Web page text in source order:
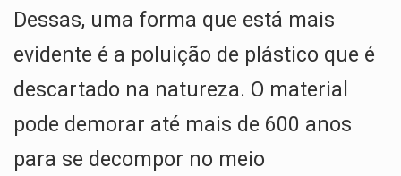
Dessas, uma forma que está mais
evidente é a poluição de plástico que é
descartado na natureza. O material
pode demorar até mais de 600 anos
para se decompor no meio